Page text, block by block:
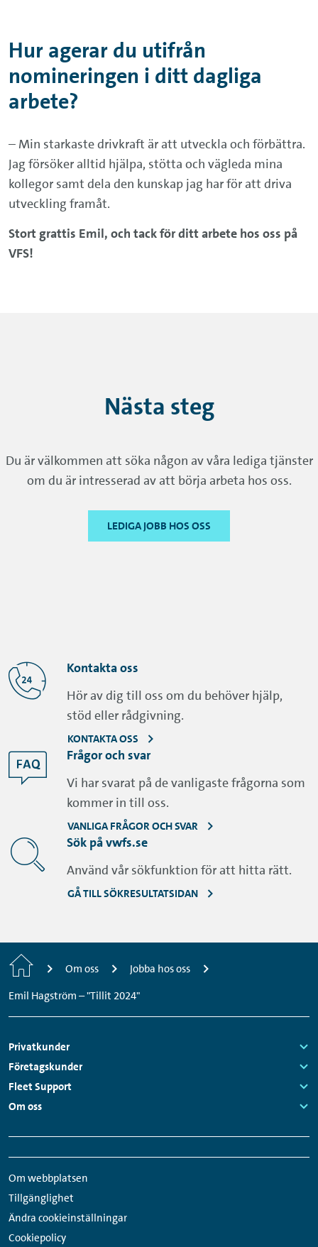
Hur agerar du utifrån
nomineringen i ditt dagliga
arbete?
– Min starkaste drivkraft är att utveckla och förbättra.
Jag försöker alltid hjälpa, stötta och vägleda mina
kollegor samt dela den kunskap jag har för att driva
utveckling framåt.
Stort grattis Emil, och tack för ditt arbete hos oss på
VFS!
Nästa steg
Du är välkommen att söka någon av våra lediga tjänster
om du är intresserad av att börja arbeta hos oss.
LEDIGA JOBB HOS OSS
Kontakta oss
Hör av dig till oss om du behöver hjälp,
stöd eller rådgivning.
KONTAKTA OSS
Frågor och svar
Vi har svarat på de vanligaste frågorna som
kommer in till oss.
VANLIGA FRÅGOR OCH SVAR
Sök på vwfs.se
Använd vår sökfunktion för att hitta rätt.
GÅ TILL SÖKRESULTATSIDAN
StartsidaOm oss
Jobba hos oss
Emil Hagström – "Tillit 2024"
Sidfotsmeny
Privatkunder
Links:
Företagskunder
Links:
Fleet Support
Links:
Om oss
sidfot
Om webbplatsen
Tillgänglighet
Ändra cookieinställningar
Cookiepolicy
medier-
länkar